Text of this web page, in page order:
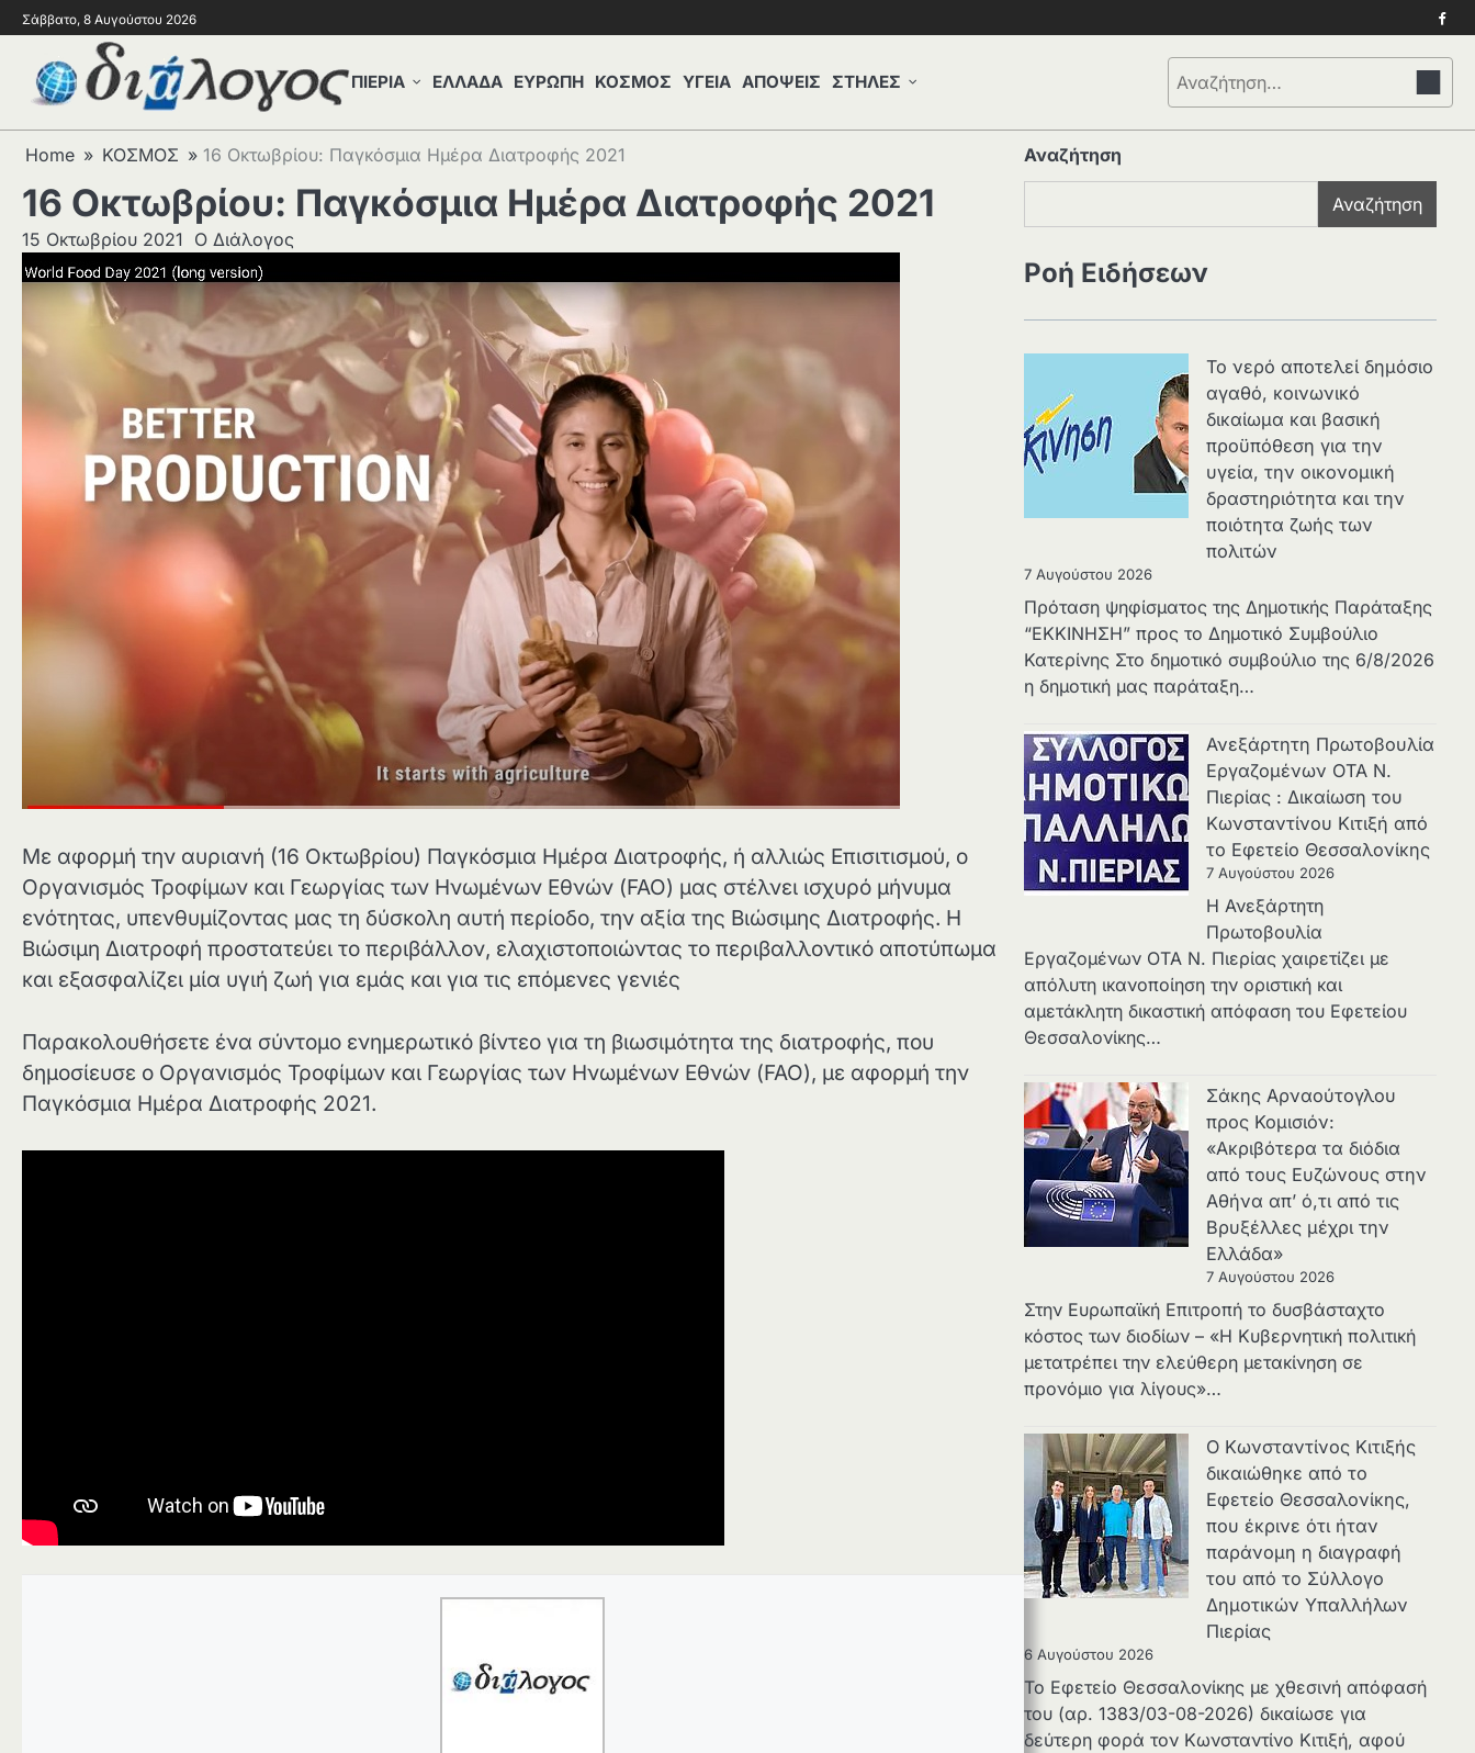
Σάββατο, 8 Αυγούστου 2026
ΠΙΕΡΙΑ ΕΛΛΑΔΑ ΕΥΡΩΠΗ ΚΟΣΜΟΣ ΥΓΕΙΑ ΑΠΟΨΕΙΣ ΣΤΗΛΕΣ
Αναζήτηση
για:
Home ΚΟΣΜΟΣ 16 Οκτωβρίου: Παγκόσμια Ημέρα Διατροφής 2021
16 Οκτωβρίου: Παγκόσμια Ημέρα Διατροφής 2021
15 Οκτωβρίου 2021 Ο Διάλογος
Με αφορμή την αυριανή (16 Οκτωβρίου) Παγκόσμια Ημέρα Διατροφής, ή αλλιώς Επισιτισμού, ο
Οργανισμός Τροφίμων και Γεωργίας των Ηνωμένων Εθνών (FAO) μας στέλνει ισχυρό μήνυμα
ενότητας, υπενθυμίζοντας μας τη δύσκολη αυτή περίοδο, την αξία της Βιώσιμης Διατροφής. Η
Βιώσιμη Διατροφή προστατεύει το περιβάλλον, ελαχιστοποιώντας το περιβαλλοντικό αποτύπωμα
και εξασφαλίζει μία υγιή ζωή για εμάς και για τις επόμενες γενιές
Παρακολουθήσετε ένα σύντομο ενημερωτικό βίντεο για τη βιωσιμότητα της διατροφής, που
δημοσίευσε ο Οργανισμός Τροφίμων και Γεωργίας των Ηνωμένων Εθνών (FAO), με αφορμή την
Παγκόσμια Ημέρα Διατροφής 2021.
Αναζήτηση
Αναζήτηση
Ροή Ειδήσεων
Το νερό αποτελεί δημόσιο
αγαθό, κοινωνικό
δικαίωμα και βασική
προϋπόθεση για την
υγεία, την οικονομική
δραστηριότητα και την
ποιότητα ζωής των
πολιτών
7 Αυγούστου 2026
Πρόταση ψηφίσματος της Δημοτικής Παράταξης
“ΕΚΚΙΝΗΣΗ” προς το Δημοτικό Συμβούλιο
Κατερίνης Στο δημοτικό συμβούλιο της 6/8/2026
η δημοτική μας παράταξη…
Ανεξάρτητη Πρωτοβουλία
Εργαζομένων ΟΤΑ Ν.
Πιερίας : Δικαίωση του
Κωνσταντίνου Κιτιξή από
το Εφετείο Θεσσαλονίκης
7 Αυγούστου 2026
Η Ανεξάρτητη
Πρωτοβουλία
Εργαζομένων ΟΤΑ Ν. Πιερίας χαιρετίζει με
απόλυτη ικανοποίηση την οριστική και
αμετάκλητη δικαστική απόφαση του Εφετείου
Θεσσαλονίκης…
Σάκης Αρναούτογλου
προς Κομισιόν:
«Ακριβότερα τα διόδια
από τους Ευζώνους στην
Αθήνα απ’ ό,τι από τις
Βρυξέλλες μέχρι την
Ελλάδα»
7 Αυγούστου 2026
Στην Ευρωπαϊκή Επιτροπή το δυσβάσταχτο
κόστος των διοδίων – «Η Κυβερνητική πολιτική
μετατρέπει την ελεύθερη μετακίνηση σε
προνόμιο για λίγους»…
Ο Κωνσταντίνος Κιτιξής
δικαιώθηκε από το
Εφετείο Θεσσαλονίκης,
που έκρινε ότι ήταν
παράνομη η διαγραφή
του από το Σύλλογο
Δημοτικών Υπαλλήλων
Πιερίας
6 Αυγούστου 2026
Το Εφετείο Θεσσαλονίκης με χθεσινή απόφασή
του (αρ. 1383/03-08-2026) δικαίωσε για
δεύτερη φορά τον Κωνσταντίνο Κιτιξή, αφού